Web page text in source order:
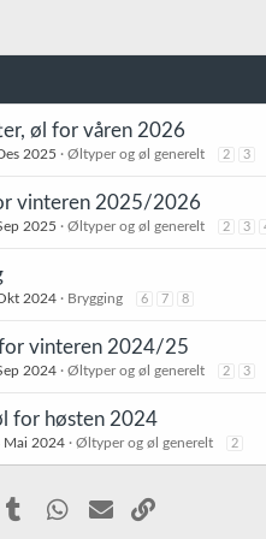
øl for våren 2026
2025 Øltyper og øl generelt 2 3
vinteren 2025/2026
2025 Øltyper og øl generelt 2 3
2024 Brygging 6 7 8
vinteren 2024/25
2024 Øltyper og øl generelt 2 3
for høsten 2024
Mai 2024 Øltyper og øl generelt 2
Tumblr WhatsApp
E-post